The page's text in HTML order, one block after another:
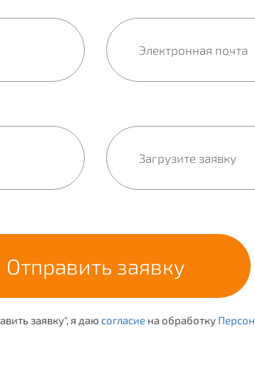
заявку", я даю согласие на обработку